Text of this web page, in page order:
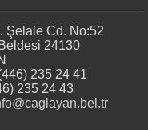
Şelale Cd. No:52
24130
235 24 41
235 24 43